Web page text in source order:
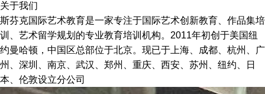
关于我们
斯芬克国际艺术教育是一家专注于国际艺术创新教育、作品集培
训、艺术留学规划的专业教育培训机构。2011年初创于美国纽
约曼哈顿，中国区总部位于北京。现已于上海、成都、杭州、广
州、深圳、南京、武汉、郑州、重庆、西安、苏州、纽约、日
本、伦敦设立分公司